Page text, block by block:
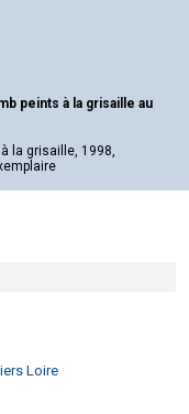
peints à la grisaille au
la grisaille, 1998,
Loire